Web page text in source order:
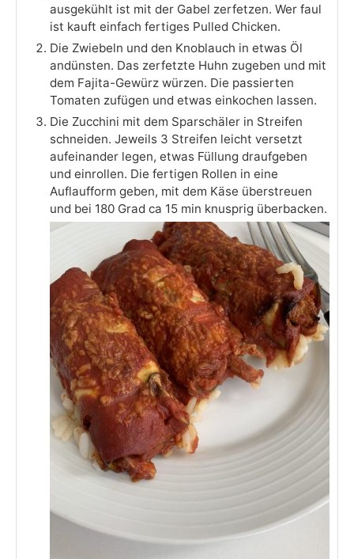
ausgekühlt ist mit der Gabel zerfetzen. Wer faul
ist kauft einfach fertiges Pulled Chicken.
Die Zwiebeln und den Knoblauch in etwas Öl
andünsten. Das zerfetzte Huhn zugeben und mit
dem Fajita-Gewürz würzen. Die passierten
Tomaten zufügen und etwas einkochen lassen.
Die Zucchini mit dem Sparschäler in Streifen
schneiden. Jeweils 3 Streifen leicht versetzt
aufeinander legen, etwas Füllung draufgeben
und einrollen. Die fertigen Rollen in eine
Auflaufform geben, mit dem Käse überstreuen
und bei 180 Grad ca 15 min knusprig überbacken.